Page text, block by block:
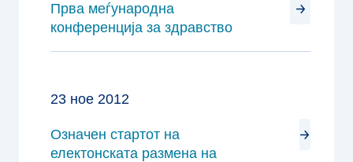
Прва меѓународна
конференција за здравство
23 ное 2012
Означен стартот на
електонската размена на